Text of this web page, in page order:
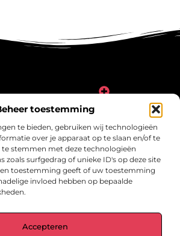
toestemming
te bieden, gebruiken wij technologieën
over je apparaat op te slaan en/of te
te stemmen met deze technologieën
zoals surfgedrag of unieke ID's op deze site
toestemming geeft of uw toestemming
invloed hebben op bepaalde
Accepteren
inspirerende verhalen.